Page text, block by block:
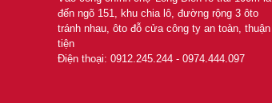
đến ngõ 151, khu chia lô, đường rộng 3 ôto
tránh nhau, ôto đỗ cửa công ty an toàn, thuận
tiện
Điện thoại: 0912.245.244 - 0974.444.097